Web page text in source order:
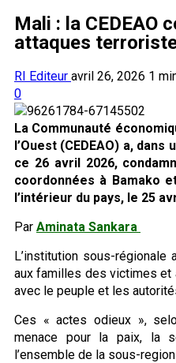
‎Mali : la CEDEAO
attaques
RI Editeur avril 26, 2026 1
0
La Communauté
l’Ouest (CEDEAO) a,
ce 26 avril 2026,
coordonnées à Bamako
l’intérieur du pays, le 25
Par Aminata Sankara
L’institution sous-régionale
aux familles des victimes
avec le peuple et les
Ces « actes odieux »,
menace pour la paix, la
l’ensemble de la sous-